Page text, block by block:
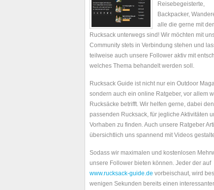
Reisebegeisterte,
Backpacker,
alle die gerne mit
Rucksack unterwegs sind! Wir möchten mit
Community stets in Verbindung stehen und
teilweise auch unsere Follower aktiv mit
welches Thema behandelt werden soll.
Rucksack Guide ist nicht nur ein Outdoor
sondern auch ein online Ratgeber, vor allem
Rucksäcke betrifft. Wir helfen gerne, dabei den
passenden Rucksack, für jegliche Aktivitäten
Vorhaben zu finden. Auch unsere Ratgeber
übersichtlich uns spannend mit Videos
Sodass wir maximalen und kostenlosen
unsere Follower bieten können. Jeder der auf
www.rucksack-guide.de vorbeischaut, wird
wenigen Sekunden bereits einen